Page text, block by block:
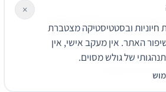
צור קשר נגישותפרטיות
ובסטטיסטיקה מצטברת
האתר. אין מעקב אישי, אין
של גולש מסוים.
×